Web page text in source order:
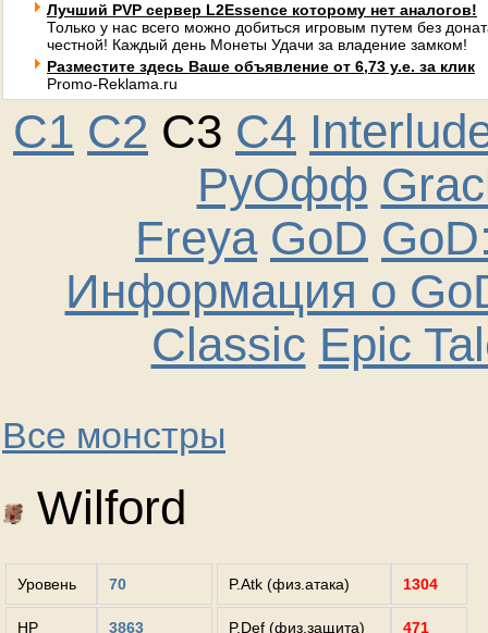
Лучший PVP сервер L2Essence которому нет аналогов!
Только у нас всего можно добиться игровым путем без
честной! Каждый день Монеты Удачи за владение замком!
Разместите здесь Ваше объявление от 6,73 у.е. за клик
Promo-Reklama.ru
C1 C2 C3 C4
РуОфф
Freya GoD
Информация о
Classic Epic
Все монстры
Wilford
Уровень 70
HP 3863
P.Atk (физ.атака) 1304
P.Def (физ.защита) 471